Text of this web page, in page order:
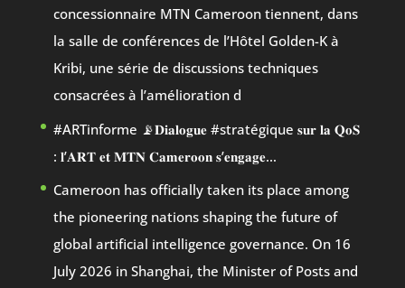
concessionnaire MTN Cameroon tiennent, dans
la salle de conférences de l’Hôtel Golden-K à
Kribi, une série de discussions techniques
consacrées à l’amélioration d
#ARTinforme 📡𝐃𝐢𝐚𝐥𝐨𝐠𝐮𝐞 #stratégique 𝐬𝐮𝐫 𝐥𝐚 𝐐𝐨𝐒
: 𝐥’𝐀𝐑𝐓 𝐞𝐭 𝐌𝐓𝐍 𝐂𝐚𝐦𝐞𝐫𝐨𝐨𝐧 𝐬’𝐞𝐧𝐠𝐚𝐠𝐞…
Cameroon has officially taken its place among
the pioneering nations shaping the future of
global artificial intelligence governance. On 16
July 2026 in Shanghai, the Minister of Posts and